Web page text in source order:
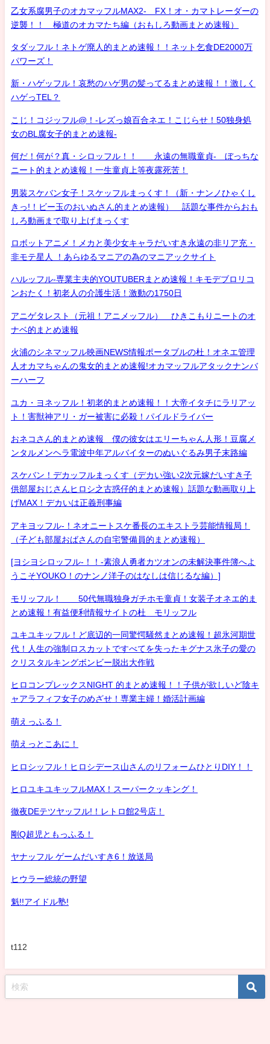
乙女系腐男子のオカマッフルMAX2- FX！オ・カマトレーダーの
逆襲！！ 極道のオカマたち編（おもしろ動画まとめ速報）
タダッフル！ネトゲ廃人的まとめ速報！！ネット乞食DE2000万
パワーズ！
新・ハゲッフル！哀愁のハゲ男の髪ってるまとめ速報！！激しく
ハゲっTEL？
こじ！コジッフル@！-レズっ娘百合ネエ！こじらせ！50独身処
女のBL腐女子的まとめ速報-
何だ！何が？真・シロッフル！！ 永遠の無職童貞- ぼっちな
ニート的まとめ速報！一生童貞上等夜露死苦！
男装スケバン女子！スケッフルまっくす！（新・ナンノひゃくし
きっ!！ビー玉のおいぬさん的まとめ速報） 話題な事件からおも
しろ動画まで取り上げまっくす
ロボットアニメ！メカと美少女キャラだいすき永遠の非リア充・
非モテ星人 ！あらゆるマニアの為のマニアックサイト
ハルッフル-専業主夫的YOUTUBERまとめ速報！キモデブロリコ
ンおたく！初老人の介護生活！激動の1750日
アニゲタレスト（元祖！アニメッフル） ひきこもりニートのオ
ナベ的まとめ速報
火浦のシネマッフル映画NEWS情報ポータブルの杜！オネエ管理
人オカマちゃんの鬼女的まとめ速報!オカマッフルアタックナンバ
ーハーフ
ユカ・ヨネッフル！初老的まとめ速報！！大帝イタチにラリアッ
ト！害獣神アリ・ガー被害に必殺！パイルドライバー
おネコさん的まとめ速報 僕の彼女はエリーちゃん人形！豆腐メ
ンタルメンヘラ電波中年アルバイターのぬいぐるみ男子末路編
スケバン！デカッフルまっくす（デカい強い2次元嫁だいすき子
供部屋おじさんヒロシ之古惑仔的まとめ速報）話題な動画取り上
げMAX！デカいは正義刑事編
アキヨッフル-！ネオニートスケ番長のエキストラ芸能情報局！
（子ども部屋おばさんの自宅警備員的まとめ速報）
[ヨシヨシロッフル-！！-素浪人勇者カツオンの未解決事件簿へよ
うこそYOUKO！のナンノ洋子のはなしは信じるな編）]
モリッフル！ 50代無職独身ガチホモ童貞！女装子オネエ的ま
とめ速報！有益便利情報サイトの杜 モリッフル
ユキユキッフル！ど底辺的一同驚愕騒然まとめ速報！超氷河期世
代！人生の強制ロスカットですべてを失ったキグナス氷子の愛の
クリスタルキングボンビー脱出大作戦
ヒロコンプレックスNIGHT 的まとめ速報！！子供が欲しいど陰キ
ャアラフィフ女子のめざせ！専業主婦！婚活計画編
萌えっふる！
萌えっとこあに！
ヒロシッフル！ヒロシデース山さんのリフォームひとりDIY！！
ヒロユキユキッフルMAX！スーパークッキング！
徹夜DEテツヤッフル!！レトロ館2号店！
剛Q超児ともっふる！
ヤナッフル ゲームだいすき6！放送局
ヒウラー総統の野望
魁!!アイドル塾!
t112